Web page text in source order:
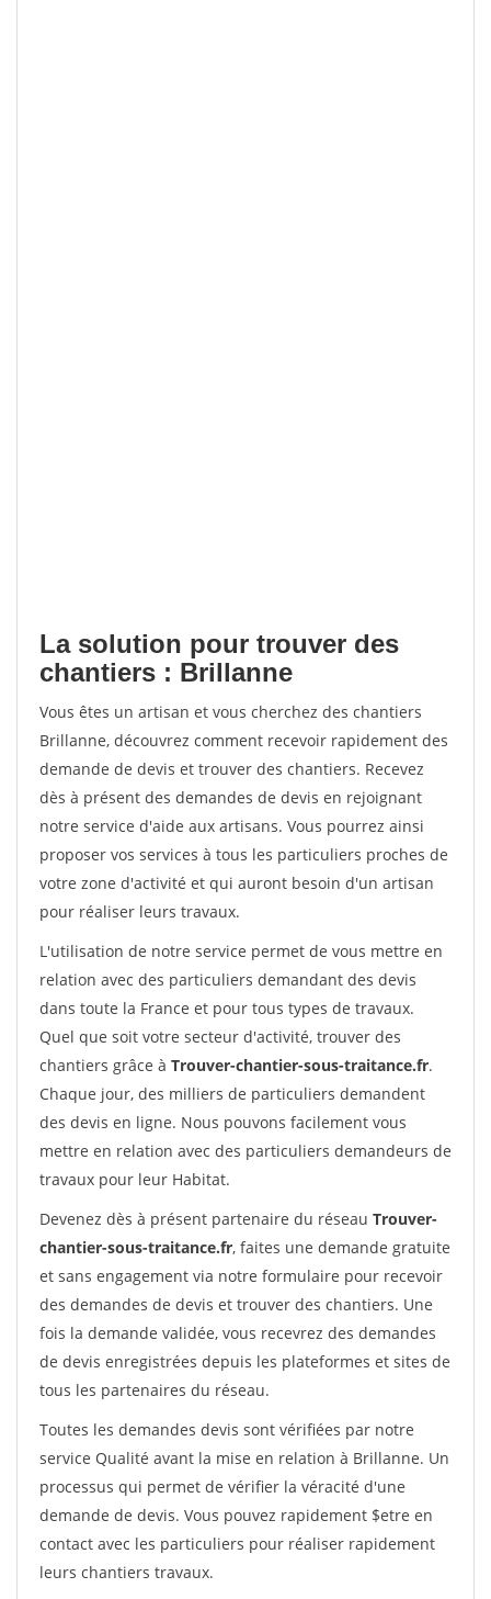
La solution pour trouver des
chantiers : Brillanne
Vous êtes un artisan et vous cherchez des chantiers
Brillanne, découvrez comment recevoir rapidement des
demande de devis et trouver des chantiers. Recevez
dès à présent des demandes de devis en rejoignant
notre service d'aide aux artisans. Vous pourrez ainsi
proposer vos services à tous les particuliers proches de
votre zone d'activité et qui auront besoin d'un artisan
pour réaliser leurs travaux.
L'utilisation de notre service permet de vous mettre en
relation avec des particuliers demandant des devis
dans toute la France et pour tous types de travaux.
Quel que soit votre secteur d'activité, trouver des
chantiers grâce à Trouver-chantier-sous-traitance.fr.
Chaque jour, des milliers de particuliers demandent
des devis en ligne. Nous pouvons facilement vous
mettre en relation avec des particuliers demandeurs de
travaux pour leur Habitat.
Devenez dès à présent partenaire du réseau Trouver-
chantier-sous-traitance.fr, faites une demande gratuite
et sans engagement via notre formulaire pour recevoir
des demandes de devis et trouver des chantiers. Une
fois la demande validée, vous recevrez des demandes
de devis enregistrées depuis les plateformes et sites de
tous les partenaires du réseau.
Toutes les demandes devis sont vérifiées par notre
service Qualité avant la mise en relation à Brillanne. Un
processus qui permet de vérifier la véracité d'une
demande de devis. Vous pouvez rapidement $etre en
contact avec les particuliers pour réaliser rapidement
leurs chantiers travaux.